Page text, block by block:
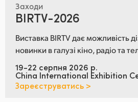
Заходи
BIRTV-2026
Виставка BIRTV дає можливість
новинки в галузі кіно, радіо та
19-22 серпня 2026 р.
China International Exhibition
Зареєструватись >